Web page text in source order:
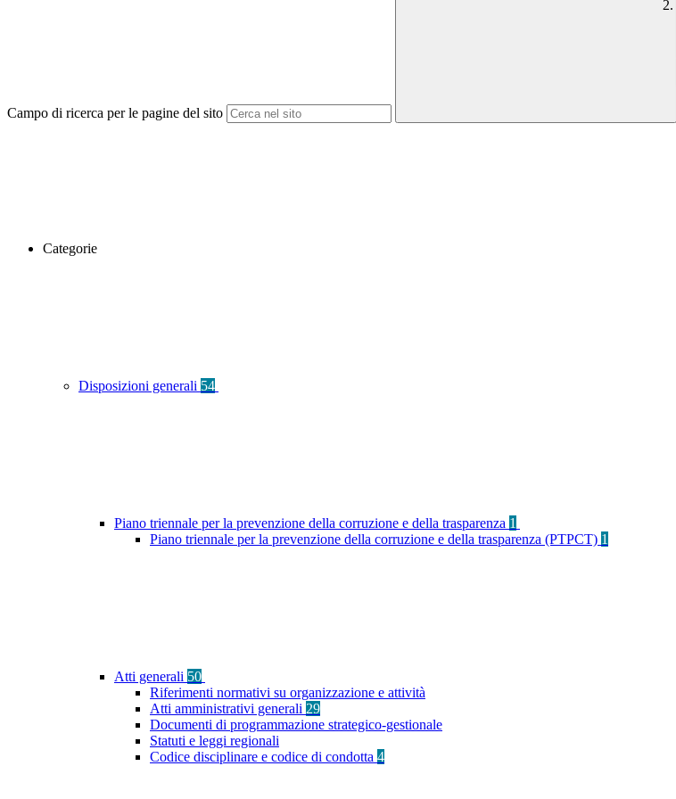
Campo di ricerca per le pagine del sito
Categorie
Disposizioni generali 54
Piano triennale per la prevenzione della corruzione e della trasparenza 1
Piano triennale per la prevenzione della corruzione e della trasparenza (PTPCT) 1
Atti generali 50
Riferimenti normativi su organizzazione e attività
Atti amministrativi generali 29
Documenti di programmazione strategico-gestionale
Statuti e leggi regionali
Codice disciplinare e codice di condotta 4